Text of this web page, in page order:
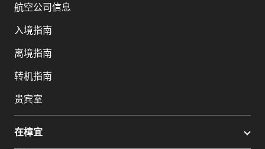
宜
网
选
语
言:
航空公司信息
入境指南
离境指南
转机指南
贵宾室
在樟宜